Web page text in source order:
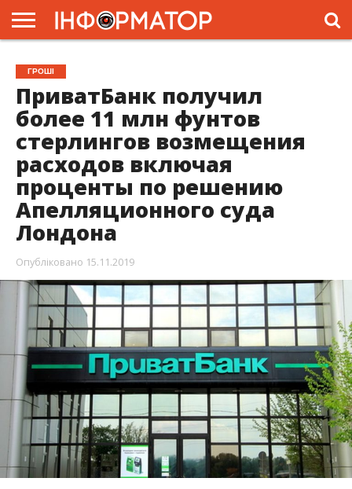
ГОЛОВНА
ЖИТТЯ
ВЛАДА
ГРОШІ
ТРЕШ
ПРЕС-
РЕЛІЗИ
РЕКЛАМА
ПРОЕКТИ
ГРОШІ
ПриватБанк получил
более 11 млн фунтов
стерлингов возмещения
расходов включая
проценты по решению
Апелляционного суда
Лондона
Опубліковано 15.11.2019